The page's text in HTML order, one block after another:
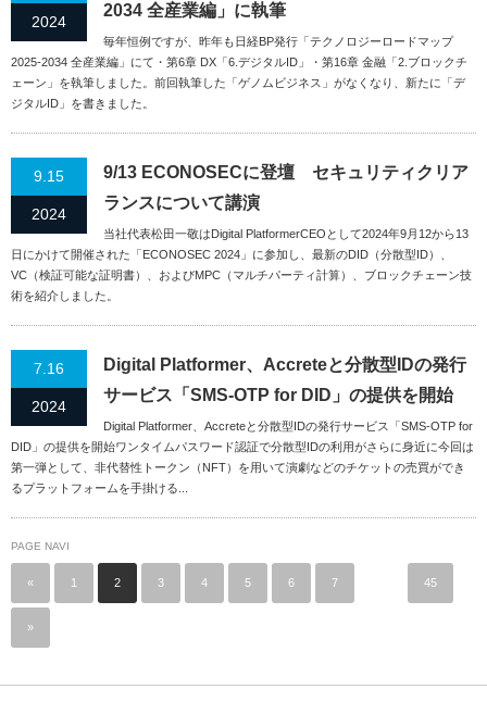
2024
2034 全産業編」に執筆
毎年恒例ですが、昨年も日経BP発行「テクノロジーロードマップ
2025-2034 全産業編」にて・第6章 DX「6.デジタルID」・第16章 金融「2.ブロックチ
ェーン」を執筆しました。前回執筆した「ゲノムビジネス」がなくなり、新たに「デ
ジタルID」を書きました。
9.15
2024
9/13 ECONOSECに登壇 セキュリティクリア
ランスについて講演
当社代表松田一敬はDigital PlatformerCEOとして2024年9月12から13
日にかけて開催された「ECONOSEC 2024」に参加し、最新のDID（分散型ID）、
VC（検証可能な証明書）、およびMPC（マルチパーティ計算）、ブロックチェーン技
術を紹介しました。
7.16
2024
Digital Platformer、Accreteと分散型IDの発行
サービス「SMS-OTP for DID」の提供を開始
Digital Platformer、Accreteと分散型IDの発行サービス「SMS-OTP for
DID」の提供を開始ワンタイムパスワード認証で分散型IDの利用がさらに身近に今回は
第一弾として、非代替性トークン（NFT）を用いて演劇などのチケットの売買ができ
るプラットフォームを手掛ける...
PAGE NAVI
« 1 2 3 4 5 6 7 45
»